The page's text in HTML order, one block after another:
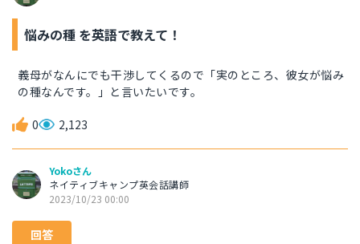
悩みの種 を英語で教えて！
義母がなんにでも干渉してくるので「実のところ、彼女が悩み
の種なんです。」と言いたいです。
0 2,123
Yokoさん
ネイティブキャンプ英会話講師
2023/10/23 00:00
回答